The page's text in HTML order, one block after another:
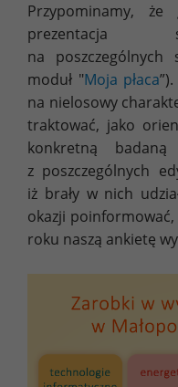
Przypominamy,
prezentacja
na poszczególnych
moduł "Moja płaca
na nielosowy
traktować, jako
konkretną
z poszczególnych
iż brały w nich
okazji
roku naszą ankietę